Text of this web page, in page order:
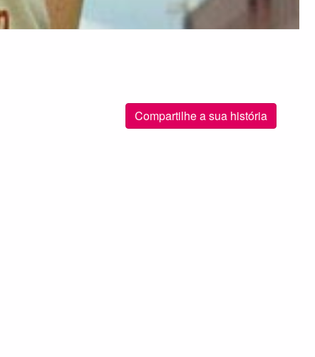
Compartilhe a sua história